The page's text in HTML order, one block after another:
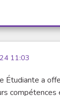
11:03
Étudiante a